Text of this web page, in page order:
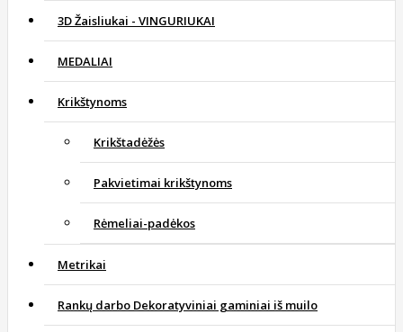
3D Žaisliukai - VINGURIUKAI
MEDALIAI
Krikštynoms
Krikštadėžės
Pakvietimai krikštynoms
Rėmeliai-padėkos
Metrikai
Rankų darbo Dekoratyviniai gaminiai iš muilo